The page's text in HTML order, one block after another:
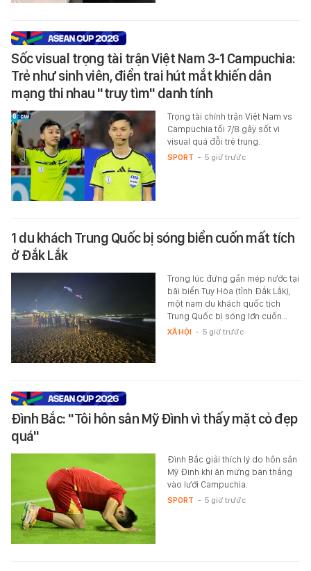
Sốc visual trọng tài trận Việt Nam 3-1 Campuchia:
Trẻ như sinh viên, điển trai hút mắt khiến dân
mạng thi nhau "truy tìm" danh tính
Trọng tài chính trận Việt Nam vs
Campuchia tối 7/8 gây sốt vì
visual quá đỗi trẻ trung.
SPORT - 5 giờ trước
1 du khách Trung Quốc bị sóng biển cuốn mất tích
ở Đắk Lắk
Trong lúc đứng gần mép nước tại
bãi biển Tuy Hòa (tỉnh Đắk Lắk),
một nam du khách quốc tịch
Trung Quốc bị sóng lớn cuốn…
XÃ HỘI - 5 giờ trước
Đình Bắc: "Tôi hôn sân Mỹ Đình vì thấy mặt cỏ đẹp
quá"
Đình Bắc giải thích lý do hôn sân
Mỹ Đình khi ăn mừng bàn thắng
vào lưới Campuchia.
SPORT - 5 giờ trước